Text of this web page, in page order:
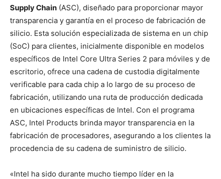
Supply Chain (ASC), diseñado para proporcionar mayor
transparencia y garantía en el proceso de fabricación de
silicio. Esta solución especializada de sistema en un chip
(SoC) para clientes, inicialmente disponible en modelos
específicos de Intel Core Ultra Series 2 para móviles y de
escritorio, ofrece una cadena de custodia digitalmente
verificable para cada chip a lo largo de su proceso de
fabricación, utilizando una ruta de producción dedicada
en ubicaciones específicas de Intel. Con el programa
ASC, Intel Products brinda mayor transparencia en la
fabricación de procesadores, asegurando a los clientes la
procedencia de su cadena de suministro de silicio.
«Intel ha sido durante mucho tiempo líder en la